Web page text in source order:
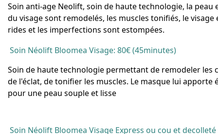
Soin anti-age Neolift, soin de haute technologie, la
du visage sont remodelés, les muscles tonifiés, le visage
rides et les imperfections sont estompées.
Soin Néolift Bloomea Visage: 80€ (45minutes)
Soin de haute technologie permettant de remodeler les
de l'éclat, de tonifier les muscles. Le masque lui
pour une peau souple et lisse
Soin Néolift Bloomea Visage Express ou cou et